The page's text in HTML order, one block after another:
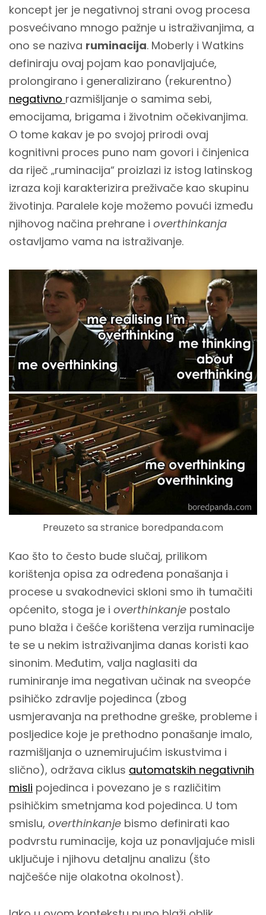
koncept jer je negativnoj strani ovog procesa
posvećivano mnogo pažnje u istraživanjima, a
ono se naziva ruminacija. Moberly i Watkins
definiraju ovaj pojam kao ponavljajuće,
prolongirano i generalizirano (rekurentno)
negativno razmišljanje o samima sebi,
emocijama, brigama i životnim očekivanjima.
O tome kakav je po svojoj prirodi ovaj
kognitivni proces puno nam govori i činjenica
da riječ „ruminacija“ proizlazi iz istog latinskog
izraza koji karakterizira preživače kao skupinu
životinja. Paralele koje možemo povući između
njihovog načina prehrane i overthinkanja
ostavljamo vama na istraživanje.
Preuzeto sa stranice boredpanda.com
Kao što to često bude slučaj, prilikom
korištenja opisa za određena ponašanja i
procese u svakodnevici skloni smo ih tumačiti
općenito, stoga je i overthinkanje postalo
puno blaža i češće korištena verzija ruminacije
te se u nekim istraživanjima danas koristi kao
sinonim. Međutim, valja naglasiti da
ruminiranje ima negativan učinak na sveopće
psihičko zdravlje pojedinca (zbog
usmjeravanja na prethodne greške, probleme i
posljedice koje je prethodno ponašanje imalo,
razmišljanja o uznemirujućim iskustvima i
slično), održava ciklus automatskih negativnih
misli pojedinca i povezano je s različitim
psihičkim smetnjama kod pojedinca. U tom
smislu, overthinkanje bismo definirati kao
podvrstu ruminacije, koja uz ponavljajuće misli
uključuje i njihovu detaljnu analizu (što
najčešće nije olakotna okolnost).